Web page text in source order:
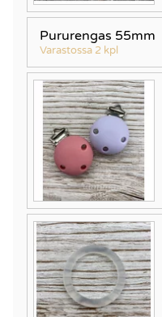
Pururengas 55mm
Varastossa 2 kpl